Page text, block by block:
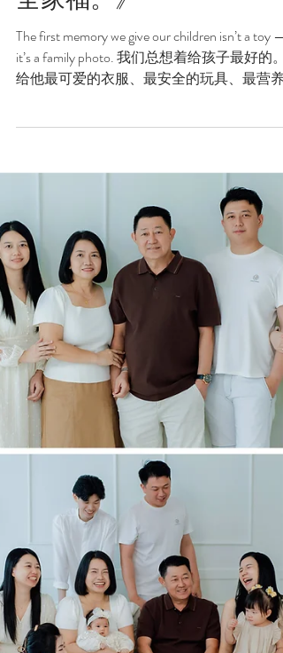
《留给孩子的第一份回
忆，不是玩具，而是一张
全家福。》
食物。 但其实，孩子最需要的，从来不是这
小的时候 他可能不会记得那天我们去了哪
里、买了什么。 但他会在照片里看到——那
候爸爸笑得很温柔，妈妈靠得很近，他的小
手，被紧紧地牵着。 那就是安全感的模样。
是“家”的第一份定义。 📸 全家福，是爱的见
证 一张全家福，就像一本时间的书。当孩子
长大后翻开，它会告诉他：“你从来不是一个
人长大的，我们都在你身边。” 这份回忆，比
任何礼物都珍贵。因为它会陪伴他一辈子。
在 AF Photo Studio，我们拍的不只是照片 每
次拍摄，我们都希望帮家人留下能感受到
「爱」的画面。孩子的笑、妈妈的眼神、爸
的肩膀，每一个细节都在说：这，就是家。
所以，当你决定拍一张全家福时，其实你是
为未来留下一份温柔的纪念。 如果您对我们
的服务感兴趣或有任何疑问，请随